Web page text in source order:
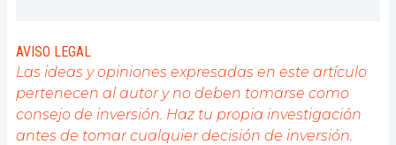
permiten aprender más. Cantante en mi tiempo
libre, también cultivo una gran pasión por la música,
la lectura (¡y los animales!)
AVISO LEGAL
Las ideas y opiniones expresadas en este artículo
pertenecen al autor y no deben tomarse como
consejo de inversión. Haz tu propia investigación
antes de tomar cualquier decisión de inversión.